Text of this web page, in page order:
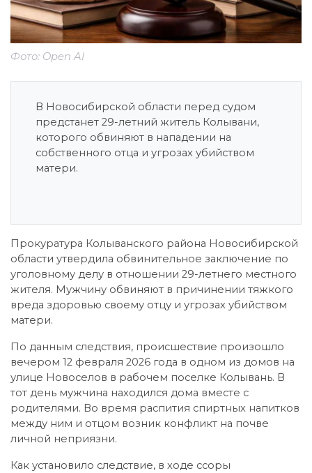
Фото: Open AI
В Новосибирской области перед судом
предстанет 29-летний житель Колывани,
которого обвиняют в нападении на
собственного отца и угрозах убийством
матери.
Прокуратура Колыванского района Новосибирской
области утвердила обвинительное заключение по
уголовному делу в отношении 29-летнего местного
жителя. Мужчину обвиняют в причинении тяжкого
вреда здоровью своему отцу и угрозах убийством
матери.
По данным следствия, происшествие произошло
вечером 12 февраля 2026 года в одном из домов на
улице Новоселов в рабочем поселке Колывань. В
тот день мужчина находился дома вместе с
родителями. Во время распития спиртных напитков
между ним и отцом возник конфликт на почве
личной неприязни.
Как установило следствие, в ходе ссоры